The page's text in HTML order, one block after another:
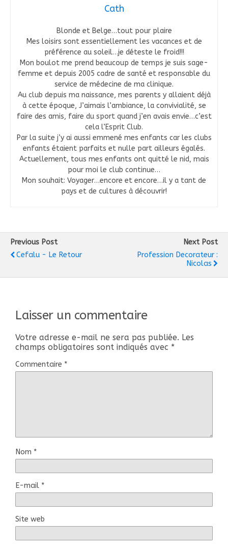
Cath
Blonde et Belge…tout pour plaire
Mes loisirs sont essentiellement les vacances et de
préférence au soleil…je déteste le froid!!!
Mon boulot me prend beaucoup de temps je suis sage-
femme et depuis 2005 cadre de santé et responsable du
service de médecine de ma clinique.
Au club depuis ma naissance, mes parents y allaient déjà
à cette époque, J’aimais l’ambiance, la convivialité, se
faire des amis, faire du sport quand j’en avais envie…c’est
cela l’Esprit Club.
Par la suite j’y ai aussi emmené mes enfants car les clubs
enfants étaient parfaits et nulle part ailleurs égalés.
Actuellement, tous mes enfants ont quitté le nid, mais
pour moi le club continue…
Mon souhait: Voyager…encore et encore…il y a tant de
pays et de cultures à découvrir!
Previous Post
Cefalu - Le Retour
Next Post
Profession Decorateur :
Nicolas
Laisser un commentaire
Votre adresse e-mail ne sera pas publiée. Les
champs obligatoires sont indiqués avec *
Commentaire *
Nom *
E-mail *
Site web